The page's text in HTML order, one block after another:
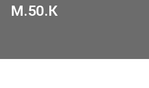
M.50.К